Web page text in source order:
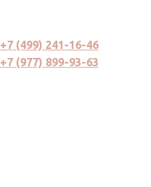
+7 (977) 899-93-63
+7 (499) 241-16-46